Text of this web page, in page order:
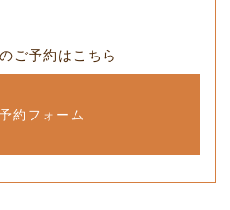
ご予約はこちら
予約フォーム